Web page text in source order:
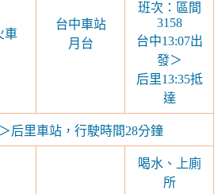
車
台中車站
月台
班次：區間
3158
台中13:07出
發＞
后里13:35抵
達
后里車站，行駛時間28分鐘
喝水、上廁
所